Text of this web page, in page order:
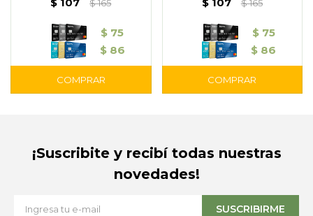
$165
$ 75
$ 86
$165
$ 75
$ 86
¡Suscribite y recibí todas nuestras
novedades!
SUSCRIBIRME